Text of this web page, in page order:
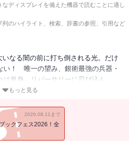
ディスプレイを備えた機器で読むことに適し
のハイライト、検索、辞書の参照、引用など
る闇の前に打ち倒される光。だけ
い！ 唯一の望み、銀術最強の兵器・
単身、リバーサリーに忍び込ん
部のレイナと、銀術師(シルバークレ
もっと見る
2026.08.11まで
ックフェス2026！全